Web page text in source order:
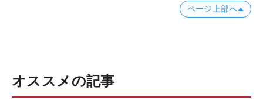
ページ上部へ
オススメの記事